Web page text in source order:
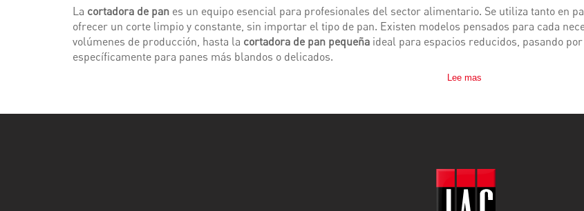
La cortadora de pan es un equipo esencial para profesionales del sector alimentario. Se utiliza tanto en
ofrecer un corte limpio y constante, sin importar el tipo de pan. Existen modelos pensados para cada
volúmenes de producción, hasta la cortadora de pan pequeña ideal para espacios reducidos, pasando
específicamente para panes más blandos o delicados.
Lee mas